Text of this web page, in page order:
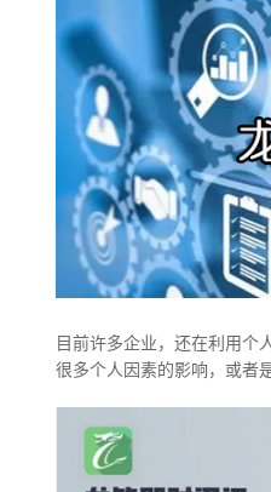
目前许多企业，还在利用个
很多个人因素的影响，或者